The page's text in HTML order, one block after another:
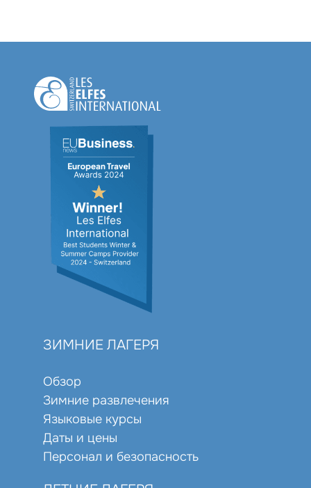
ЗИМНИЕ ЛАГЕРЯ
Обзор
Зимние развлечения
Языковые курсы
Даты и цены
Персонал и безопасность